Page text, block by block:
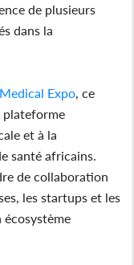
de plusieurs
dans la
Medical Expo , ce
plateforme
et à la
santé africains.
de collaboration
les startups et les